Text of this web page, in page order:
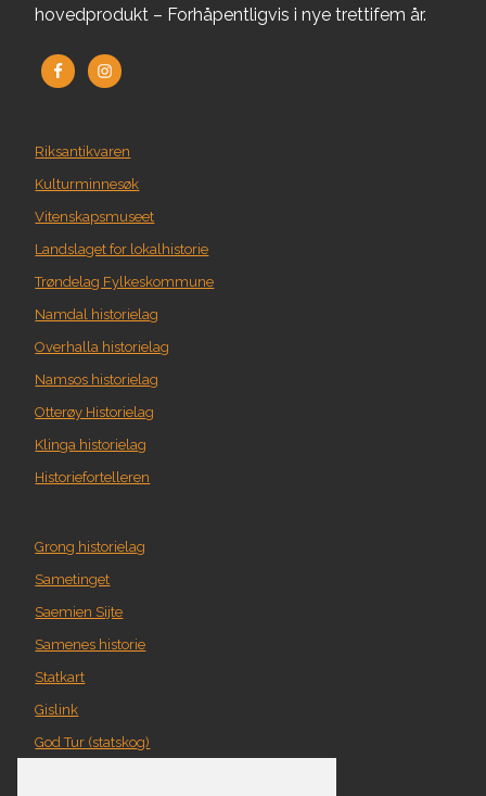
hovedprodukt – Forhåpentligvis i nye trettifem år.
Riksantikvaren
Kulturminnesøk
Vitenskapsmuseet
Landslaget for lokalhistorie
Trøndelag Fylkeskommune
Namdal historielag
Overhalla historielag
Namsos historielag
Otterøy Historielag
Klinga historielag
Historiefortelleren
Grong historielag
Sametinget
Saemien Sijte
Samenes historie
Statkart
Gislink
God Tur (statskog)